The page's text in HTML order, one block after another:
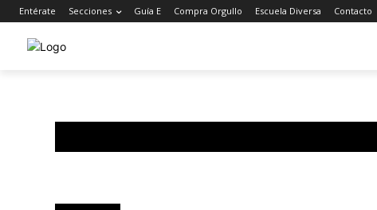
Entérate Secciones Guía E Compra Orgullo Escuela Diversa Contacto